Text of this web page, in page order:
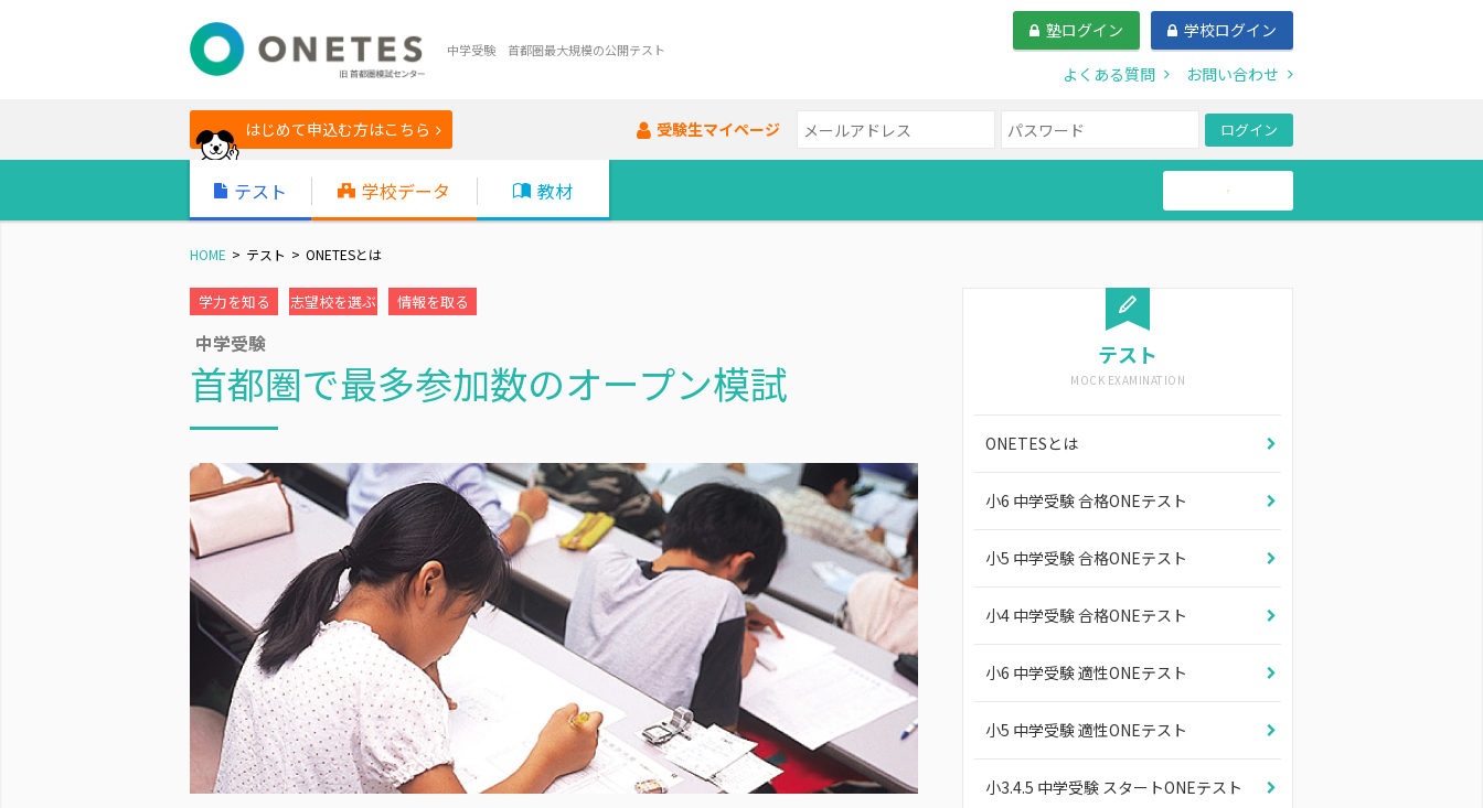
中学受験 首都圏最大規模の公開テスト
塾ログイン
学校ログイン
よくある質問
お問い合わせ
はじめて申込む方はこちら 受験生マイページ ログイン
テスト 学校データ 教材 帰国生
HOME テスト ONETESとは
学力を知る 志望校を選ぶ 情報を取る
中学受験
首都圏で最多参加数のオープン模試
テスト
ONETESとは
小6 中学受験 合格ONEテスト
小5 中学受験 合格ONEテスト
小4 中学受験 合格ONEテスト
小6 中学受験 適性ONEテスト
小5 中学受験 適性ONEテスト
小3.4.5 中学受験 スタートONEテスト